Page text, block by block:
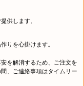
供します。
りを心掛けます。
を解消するため、ご注文を
、ご連絡事項はタイムリー